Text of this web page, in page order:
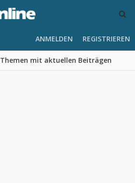
Themen mit aktuellen Beiträgen
ANMELDEN REGISTRIEREN